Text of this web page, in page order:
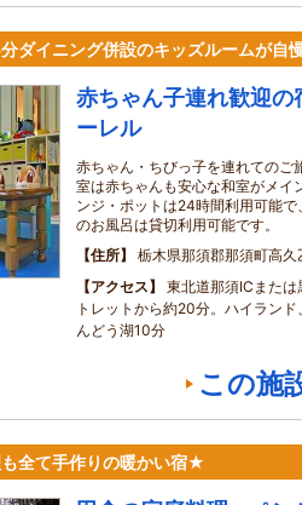
ダイニング併設のキッズルームが自
赤ちゃん子連れ歓迎
ーレル
赤ちゃん・ちびっ子を連れてのご
室は赤ちゃんも安心な和室がメイ
ンジ・ポットは24時間利用可能
のお風呂は貸切利用可能です。
住所
栃木県那須郡那須町高
アクセス
東北道那須ICまた
トレットから約20分。ハイラン
んどう湖10分
この施
全て手作りの暖かい宿★